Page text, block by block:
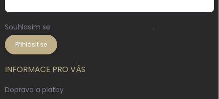
Souhlasím se .
Přihlásit se
INFORMACE PRO VÁS
Doprava a platby